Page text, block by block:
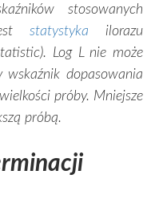
stosowanych
statystyka ilorazu
Log L nie może
wskaźnik dopasowania
próby. Mniejsze
próbą.